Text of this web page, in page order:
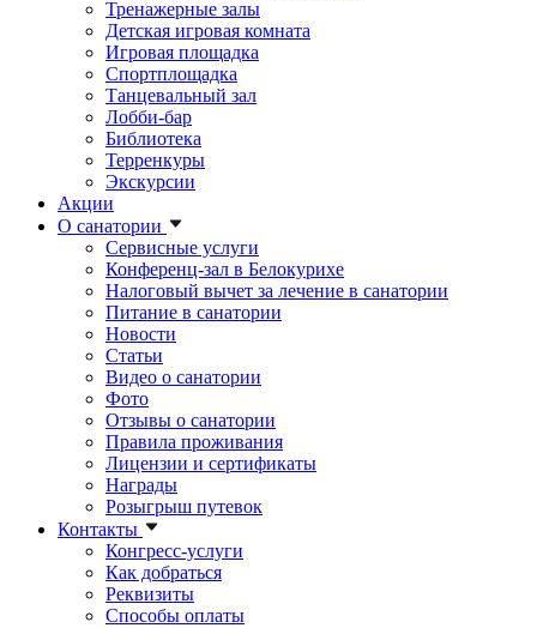
Тренажерные залы
Детская игровая комната
Игровая площадка
Спортплощадка
Танцевальный зал
Лобби-бар
Библиотека
Терренкуры
Экскурсии
Акции
О санатории
Сервисные услуги
Конференц-зал в Белокурихе
Налоговый вычет за лечение в санатории
Питание в санатории
Новости
Статьи
Видео о санатории
Фото
Отзывы о санатории
Правила проживания
Лицензии и сертификаты
Награды
Розыгрыш путевок
Контакты
Конгресс-услуги
Как добраться
Реквизиты
Способы оплаты